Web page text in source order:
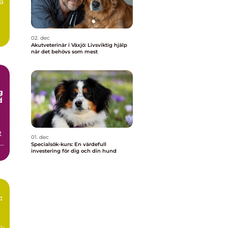
02. dec
Akutveterinär i Växjö: Livsviktig hjälp
när det behövs som mest
01. dec
Specialsök-kurs: En värdefull
investering för dig och din hund